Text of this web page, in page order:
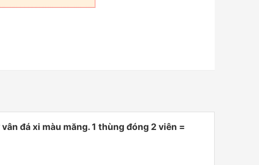
đá xi màu măng. 1 thùng đóng 2 viên =